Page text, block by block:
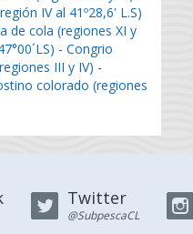
IV al 41º28,6' L.S)
de cola (regiones XI y
- Congrio
III y IV) -
colorado (regiones
Twitter
@SubpescaCL